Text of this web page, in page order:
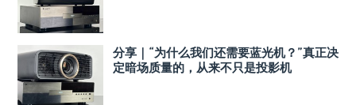
分享｜“为什么我们还需要蓝光机？”真正决
定暗场质量的，从来不只是投影机